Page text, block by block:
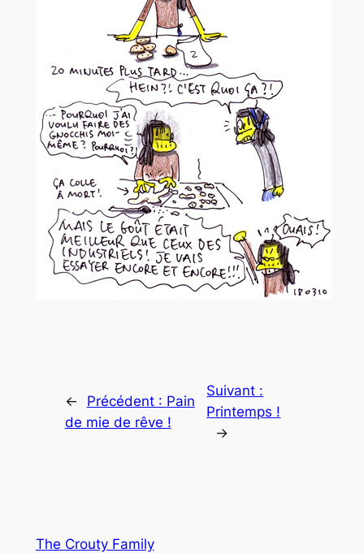
← Précédent : Pain
de mie de rêve !
Suivant :
Printemps !
→
The Crouty Family